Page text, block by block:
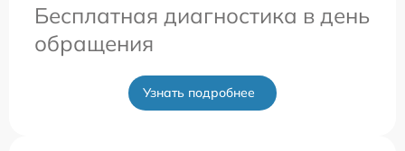
Бесплатная диагностика в день
обращения
Узнать подробнее